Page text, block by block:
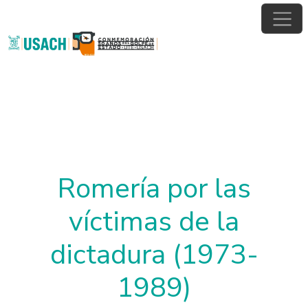
Romería por las
víctimas de la
dictadura (1973-
1989)